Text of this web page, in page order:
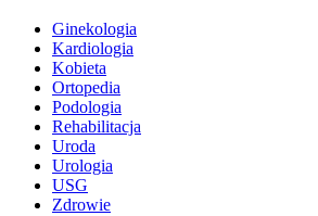
Ginekologia
Kardiologia
Kobieta
Ortopedia
Podologia
Rehabilitacja
Uroda
Urologia
USG
Zdrowie